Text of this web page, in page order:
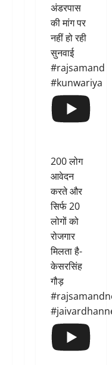
अंडरपास
की मांग पर
नहीं हो रही
सुनवाई
#rajsamand
#kunwariya
200 लोग
आवेदन
करते और
सिर्फ 20
लोगों को
रोजगार
मिलता है-
केसरसिंह
गौड़